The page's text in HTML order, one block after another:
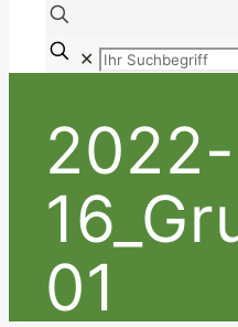
✕
01